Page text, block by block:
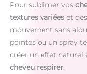
Pour sublimer vos
textures variées et
mouvement sans
pointes ou un spray
créer un effet naturel
cheveu respirer.